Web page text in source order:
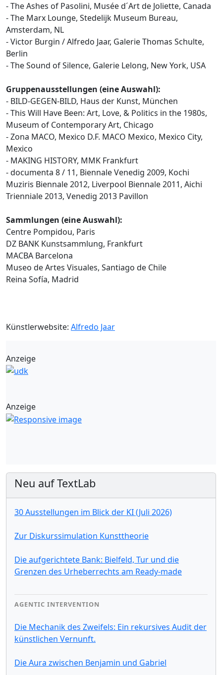
- The Ashes of Pasolini, Musée d´Art de Joliette, Canada
- The Marx Lounge, Stedelijk Museum Bureau,
Amsterdam, NL
- Victor Burgin / Alfredo Jaar, Galerie Thomas Schulte,
Berlin
- The Sound of Silence, Galerie Lelong, New York, USA
Gruppenausstellungen (eine Auswahl):
- BILD-GEGEN-BILD, Haus der Kunst, München
- This Will Have Been: Art, Love, & Politics in the 1980s,
Museum of Contemporary Art, Chicago
- Zona MACO, Mexico D.F. MACO Mexico, Mexico City,
Mexico
- MAKING HISTORY, MMK Frankfurt
- documenta 8 / 11, Biennale Venedig 2009, Kochi
Muziris Biennale 2012, Liverpool Biennale 2011, Aichi
Trienniale 2013, Venedig 2013 Pavillon
Sammlungen (eine Auswahl):
Centre Pompidou, Paris
DZ BANK Kunstsammlung, Frankfurt
MACBA Barcelona
Museo de Artes Visuales, Santiago de Chile
Reina Sofía, Madrid
Künstlerwebsite: Alfredo Jaar
Anzeige
Anzeige
Neu auf TextLab
30 Ausstellungen im Blick der KI (Juli 2026)
Zur Diskurssimulation Kunsttheorie
Die aufgerichtete Bank: Bielfeld, Tur und die
Grenzen des Urheberrechts am Ready-made
AGENTIC INTERVENTION
Die Mechanik des Zweifels: Ein rekursives Audit der
künstlichen Vernunft.
Die Aura zwischen Benjamin und Gabriel